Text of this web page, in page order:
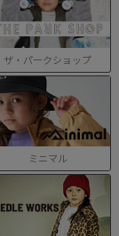
ザ・パークショップ
ミニマル